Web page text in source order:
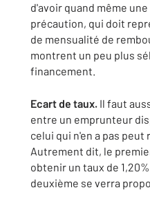
d'avoir quand même
précaution, qui doit
de mensualité de
montrent un peu plus
financement.
Ecart de taux. Il faut
entre un emprunteur
celui qui n'en a pas
Autrement dit, le
obtenir un taux de
deuxième se verra